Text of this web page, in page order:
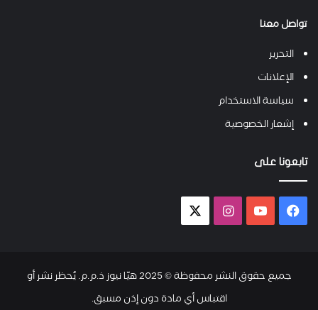
تواصل معنا
التحرير
الإعلانات
سياسة الاستخدام
إشعار الخصوصية
تابعونا على
فيسبوك يوتيوب انستقرام
جميع حقوق النشر محفوظة © 2025 هيّا نيوز ذ.م.م. يُحظر نشر أو
اقتباس أي مادة دون إذن مسبق.